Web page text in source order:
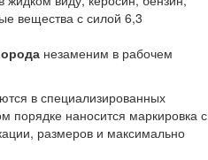
вещества с силой 6,3
незаменим в рабочем
в специализированных
порядке наносится маркировка с
размеров и максимально